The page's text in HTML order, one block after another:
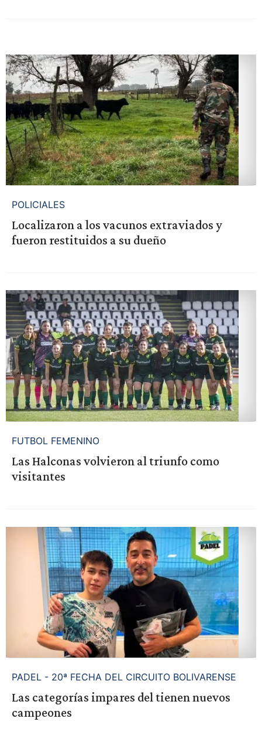
POLICIALES
Localizaron a los vacunos extraviados y
fueron restituidos a su dueño
FUTBOL FEMENINO
Las Halconas volvieron al triunfo como
visitantes
PADEL - 20ª FECHA DEL CIRCUITO BOLIVARENSE
Las categorías impares del tienen nuevos
campeones